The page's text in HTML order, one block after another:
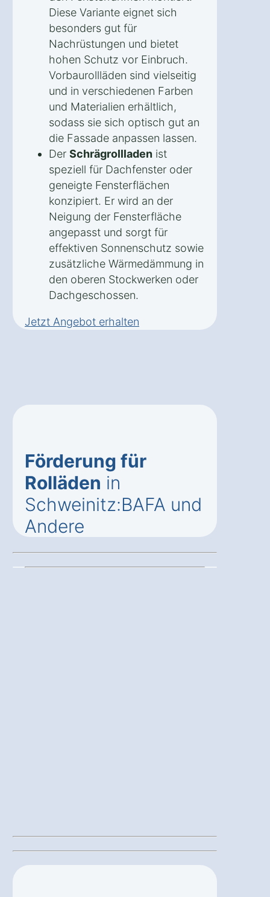
Diese Variante eignet sich
besonders gut für
Nachrüstungen und bietet
hohen Schutz vor Einbruch.
Vorbaurollläden sind vielseitig
und in verschiedenen Farben
und Materialien erhältlich,
sodass sie sich optisch gut an
die Fassade anpassen lassen.
Der Schrägrollladen ist
speziell für Dachfenster oder
geneigte Fensterflächen
konzipiert. Er wird an der
Neigung der Fensterfläche
angepasst und sorgt für
effektiven Sonnenschutz sowie
zusätzliche Wärmedämmung in
den oberen Stockwerken oder
Dachgeschossen.
Jetzt Angebot erhalten
Förderung für
Rolläden in
Schweinitz:BAFA und
Andere